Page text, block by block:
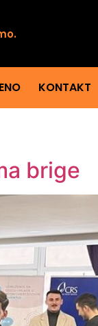
KONTAKT
brige